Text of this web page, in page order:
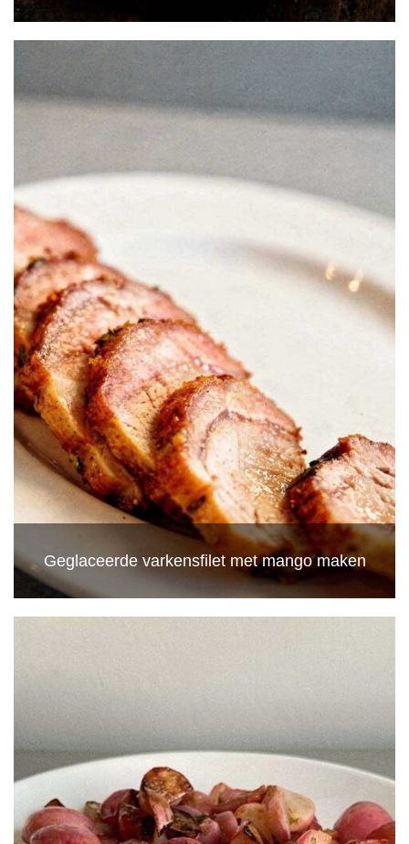
Geglaceerde varkensfilet met mango maken